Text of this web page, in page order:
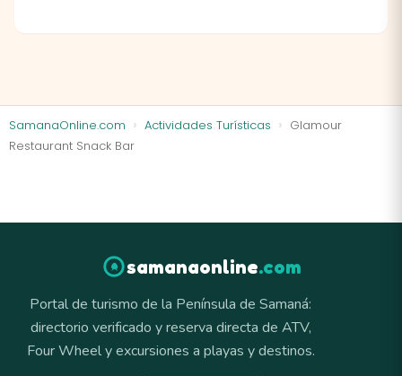
SamanaOnline.com Actividades Turísticas
Glamour
Restaurant Snack Bar
samanaonline.com
Portal de turismo de la Península de Samaná:
directorio verificado y reserva directa de ATV,
Four Wheel y excursiones a playas y destinos.